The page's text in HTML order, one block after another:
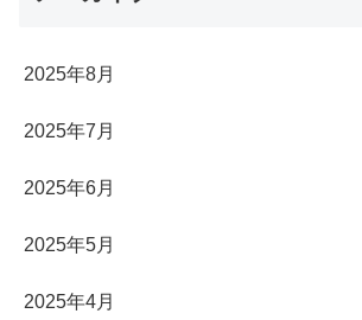
2025年8月
2025年7月
2025年6月
2025年5月
2025年4月